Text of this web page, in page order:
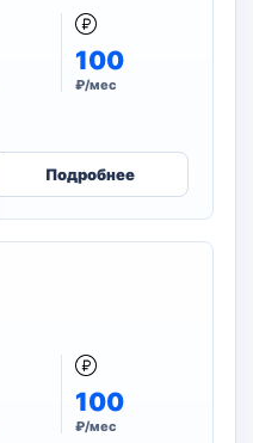
100
₽/мес
Подробнее
100
₽/мес